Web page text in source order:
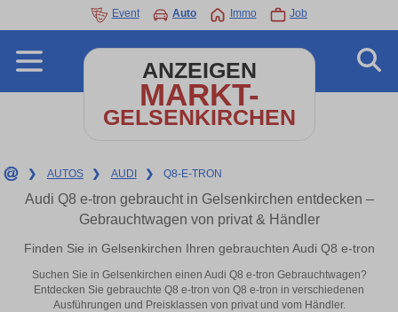
Event Auto Immo Job
ANZEIGEN
MARKT-
GELSENKIRCHEN
❯ AUTOS ❯ AUDI ❯ Q8-E-TRON
Audi Q8 e-tron gebraucht in Gelsenkirchen entdecken –
Gebrauchtwagen von privat & Händler
Finden Sie in Gelsenkirchen Ihren gebrauchten Audi Q8 e-tron
Suchen Sie in Gelsenkirchen einen Audi Q8 e-tron Gebrauchtwagen?
Entdecken Sie gebrauchte Q8 e-tron von Q8 e-tron in verschiedenen
Ausführungen und Preisklassen von privat und vom Händler.